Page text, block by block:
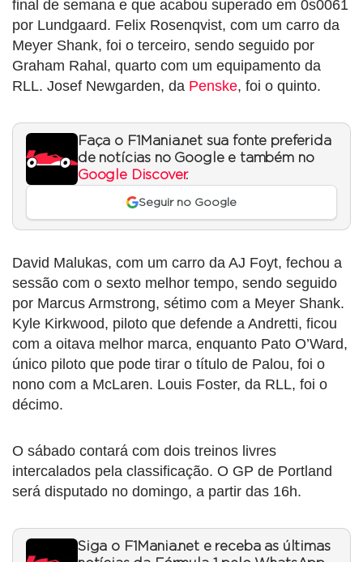
final de semana e que acabou superado em 0s0061
por Lundgaard. Felix Rosenqvist, com um carro da
Meyer Shank, foi o terceiro, sendo seguido por
Graham Rahal, quarto com um equipamento da
RLL. Josef Newgarden, da Penske, foi o quinto.
Faça o F1Mania.net sua fonte preferida
de notícias no Google e também no
Google Discover.
Seguir no Google
David Malukas, com um carro da AJ Foyt, fechou a
sessão com o sexto melhor tempo, sendo seguido
por Marcus Armstrong, sétimo com a Meyer Shank.
Kyle Kirkwood, piloto que defende a Andretti, ficou
com a oitava melhor marca, enquanto Pato O’Ward,
único piloto que pode tirar o título de Palou, foi o
nono com a McLaren. Louis Foster, da RLL, foi o
décimo.
O sábado contará com dois treinos livres
intercalados pela classificação. O GP de Portland
será disputado no domingo, a partir das 16h.
Siga o F1Mania.net e receba as últimas